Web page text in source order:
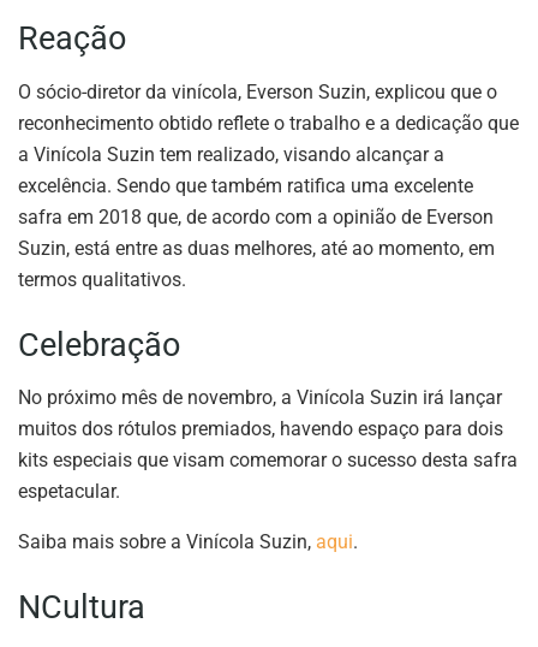
Reação
O sócio-diretor da vinícola, Everson Suzin, explicou que o
reconhecimento obtido reflete o trabalho e a dedicação que
a Vinícola Suzin tem realizado, visando alcançar a
excelência. Sendo que também ratifica uma excelente
safra em 2018 que, de acordo com a opinião de Everson
Suzin, está entre as duas melhores, até ao momento, em
termos qualitativos.
Celebração
No próximo mês de novembro, a Vinícola Suzin irá lançar
muitos dos rótulos premiados, havendo espaço para dois
kits especiais que visam comemorar o sucesso desta safra
espetacular.
Saiba mais sobre a Vinícola Suzin, aqui.
NCultura